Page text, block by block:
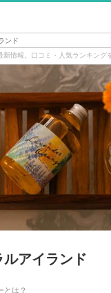
ンド
情報。口コミ・人気ランキング
ルアイランド
とは？